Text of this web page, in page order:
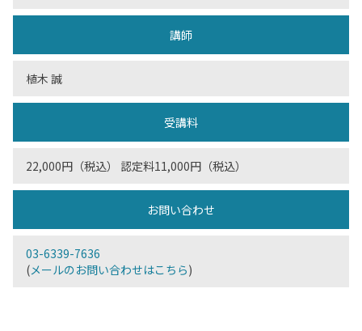
講師
植木 誠
受講料
22,000円（税込） 認定料11,000円（税込）
お問い合わせ
03-6339-7636
(メールのお問い合わせはこちら)